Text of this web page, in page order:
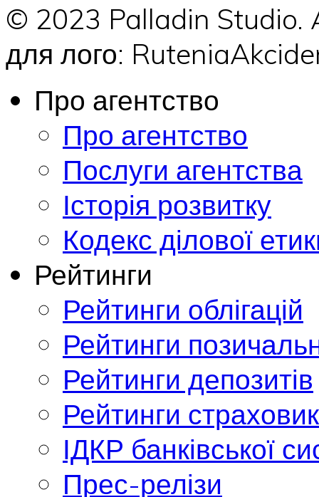
© 2023 Palladin
для лого:
Про агентство
Про агентство
Послуги агентства
Історія розвитку
Кодекс ділової
Рейтинги
Рейтинги облігацій
Рейтинги
Рейтинги депозитів
Рейтинги
ІДКР банківської
Прес-релізи